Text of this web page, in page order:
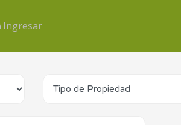
Ingresar